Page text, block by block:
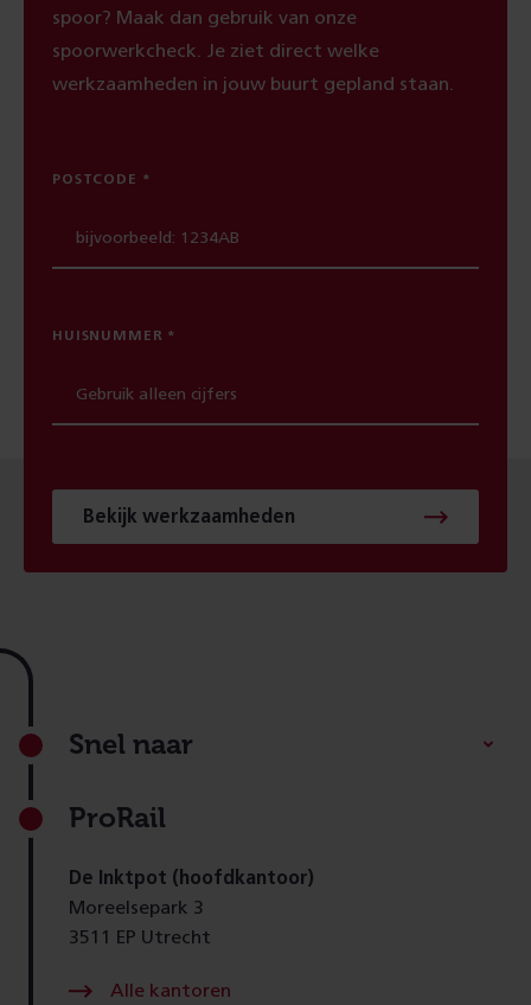
spoor? Maak dan gebruik van onze
spoorwerkcheck. Je ziet direct welke
werkzaamheden in jouw buurt gepland staan.
POSTCODE
HUISNUMMER
Bekijk werkzaamheden
Footer
Snel naar
ProRail
De Inktpot (hoofdkantoor)
Moreelsepark 3
3511 EP Utrecht
Alle kantoren